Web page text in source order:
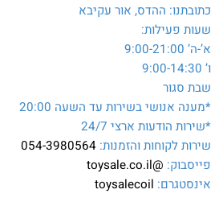
כתובתנו: ההדס, אור עקיבא
שעות פעילות:
א’-ה’ 9:00-21:00
ו’ 9:00-14:30
שבת סגור
*מענה אנושי בשירות עד השעה 20:00
*שירות הודעות ארצי 24/7
שירות לקוחות והזמנות: 054-3980564
פייסבוק: @toysale.co.il
אינסטגרם: toysalecoil